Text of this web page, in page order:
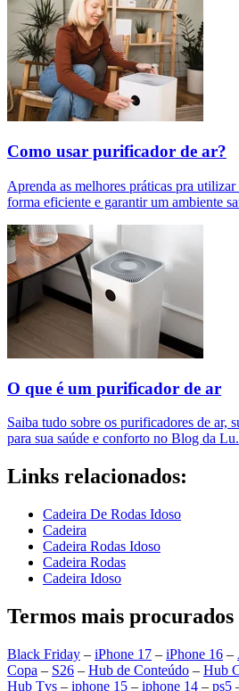
Como usar purificador de ar?
Aprenda as melhores práticas pra
forma eficiente e garantir um ambiente
O que é um purificador de ar​
Saiba tudo sobre os purificadores de ar,
para sua saúde e conforto no Blog da Lu.
Links relacionados:
Cadeira De Rodas Idoso
Cadeira
Cadeira Rodas Idoso
Cadeira Rodas
Cadeira Idoso
Termos mais procurados
Black Friday – iPhone 17 – iPhone 16 –
Copa – S26 – Hub de Conteúdo – Hub
Hub Tvs – iphone 15 – iphone 14 – ps5